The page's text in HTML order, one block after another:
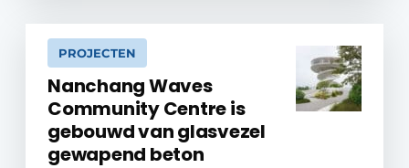
PROJECTEN
Nanchang Waves
Community Centre is
gebouwd van glasvezel
gewapend beton